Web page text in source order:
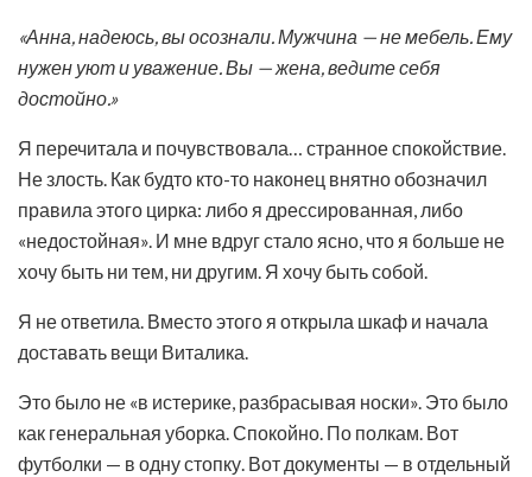
«Анна, надеюсь, вы осознали. Мужчина — не мебель. Ему
нужен уют и уважение. Вы — жена, ведите себя
достойно.»
Я перечитала и почувствовала… странное спокойствие.
Не злость. Как будто кто-то наконец внятно обозначил
правила этого цирка: либо я дрессированная, либо
«недостойная». И мне вдруг стало ясно, что я больше не
хочу быть ни тем, ни другим. Я хочу быть собой.
Я не ответила. Вместо этого я открыла шкаф и начала
доставать вещи Виталика.
Это было не «в истерике, разбрасывая носки». Это было
как генеральная уборка. Спокойно. По полкам. Вот
футболки — в одну стопку. Вот документы — в отдельный